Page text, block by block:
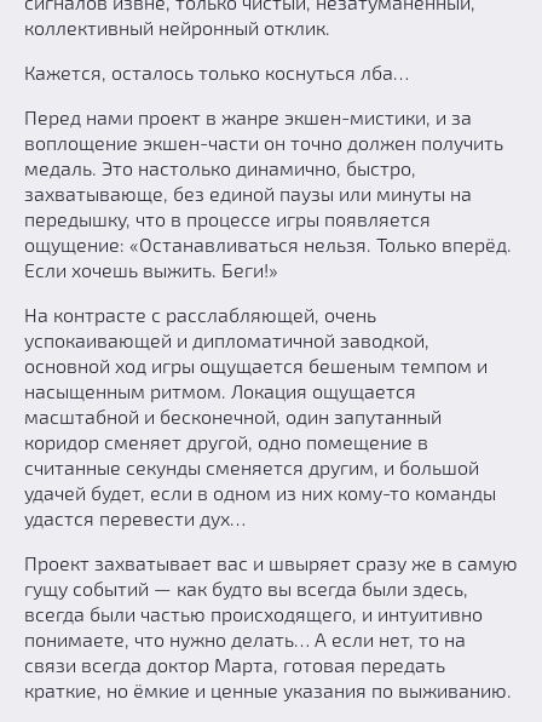
коллективный нейронный отклик.
Кажется, осталось только коснуться лба…
Перед нами проект в жанре экшен-мистики, и за
воплощение экшен-части он точно должен получить
медаль. Это настолько динамично, быстро,
захватывающе, без единой паузы или минуты на
передышку, что в процессе игры появляется
ощущение: «Останавливаться нельзя. Только вперёд.
Если хочешь выжить. Беги!»
На контрасте с расслабляющей, очень
успокаивающей и дипломатичной заводкой,
основной ход игры ощущается бешеным темпом и
насыщенным ритмом. Локация ощущается
масштабной и бесконечной, один запутанный
коридор сменяет другой, одно помещение в
считанные секунды сменяется другим, и большой
удачей будет, если в одном из них кому-то команды
удастся перевести дух…
Проект захватывает вас и швыряет сразу же в самую
гущу событий — как будто вы всегда были здесь,
всегда были частью происходящего, и интуитивно
понимаете, что нужно делать… А если нет, то на
связи всегда доктор Марта, готовая передать
краткие, но ёмкие и ценные указания по выживанию.